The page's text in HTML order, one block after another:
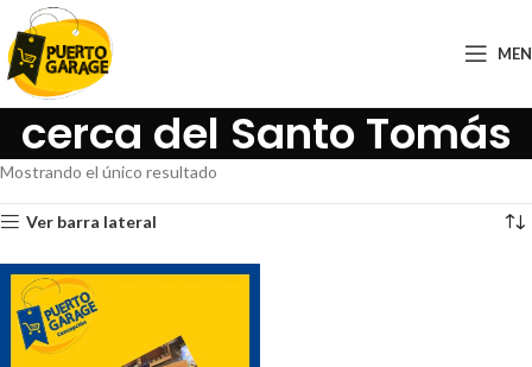
cerca del Santo Tomás
Mostrando el único resultado
Ver barra lateral